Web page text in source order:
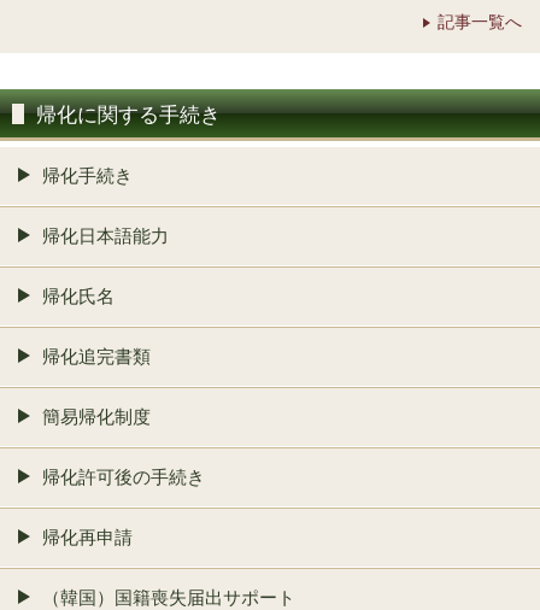
記事一覧へ
帰化に関する手続き
帰化手続き
帰化日本語能力
帰化氏名
帰化追完書類
簡易帰化制度
帰化許可後の手続き
帰化再申請
（韓国）国籍喪失届出サポート